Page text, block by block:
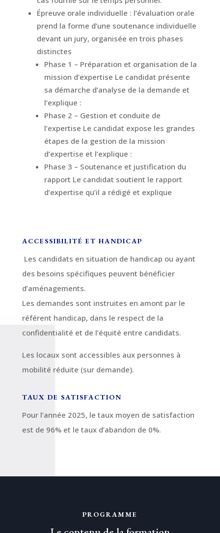
Épreuve orale individuelle : l’évaluation orale
prend la forme d’une soutenance individuelle
devant un jury, organisée en trois phases
distinctes
Phase 1 – Préparation et organisation de la
mission d’expertise Le candidat présente
sa démarche d’analyse de la demande et
l’explique :
Phase 2 – Gestion et conduite de
l’expertise Le candidat expose les grandes
étapes de la gestion de la mission
d’expertise et l’explique :
Phase 3 – Soutenance et justification du
rapport Le candidat soutient le rapport
d’expertise qu’il a rédigé et explique
ACCESSIBILITÉ ET HANDICAP
Les candidats en situation de handicap ou ayant
des besoins spécifiques peuvent bénéficier
d’aménagements.
Les demandes sont instruites en amont par le
référent handicap, dans le respect de la
confidentialité et de l’équité entre candidats.
Les locaux sont accessibles aux personnes à
mobilité réduite (sur demande).
TAUX DE SATISFACTION
Pour l’année 2025, le taux moyen de satisfaction
est de 96% et le taux d’abandon de 0%.
PROGRAMME